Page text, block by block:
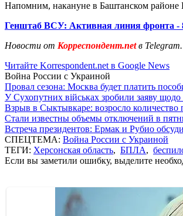
Напомним, накануне в Баштанском
Генштаб ВСУ: Активная линия фронта -
Новости от Корреспондент.netв
Читайте Korrespondent.net в Google News
Война России с Украиной
Провал сезона: Москва будет платить
У Сухопутних військах зробили заяву щодо
Взрыв в Сыктывкаре: возросло количество
Стали известны объемы отключений в
Встреча президентов: Ермак и Рубио
СПЕЦТЕМА: Война России с Украиной
ТЕГИ: Херсонская область, БПЛА,
Если вы заметили ошибку, выделите